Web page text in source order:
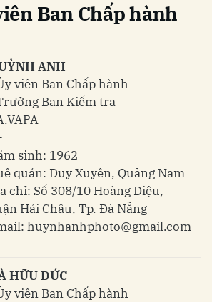
Ban Chấp hành
ANH
viên Ban Chấp hành
Ban Kiểm tra
sinh: 1962
quán: Duy Xuyên, Quảng Nam
chỉ: Số 308/10 Hoàng Diệu,
Hải Châu, Tp. Đà Nẵng
huynhanhphoto@gmail.com
HỮU ĐỨC
viên Ban Chấp hành